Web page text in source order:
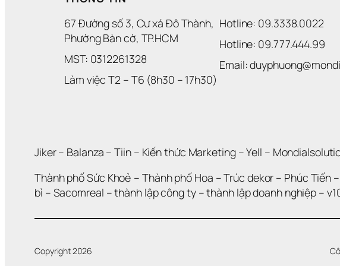
67 Đường số 3, Cư xá Đô Thành,
Phường Bàn cờ, TP.HCM
MST: 0312261328
Làm việc T2 – T6 (8h30 – 17h30)
Hotline: 09.3338.0022
Hotline: 09.777.444.99
Email:
Jiker – Balanza – Tiin – Kiến thức Marketing – Yell –
Thành phố Sức Khoẻ – Thành phố Hoa – Trúc dekor – Phúc Tiến –
bì – Sacomreal – thành lập công ty – thành lập doanh nghiệp –
Copyright 2026